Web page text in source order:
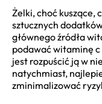
Żelki, choć kuszące,
sztucznych
głównego źródła
podawać witaminę
jest rozpuścić ją w
natychmiast,
zminimalizować